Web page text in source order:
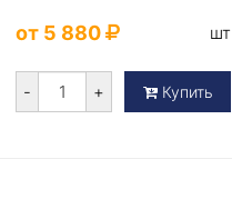
от 5 880 шт
- + Купить